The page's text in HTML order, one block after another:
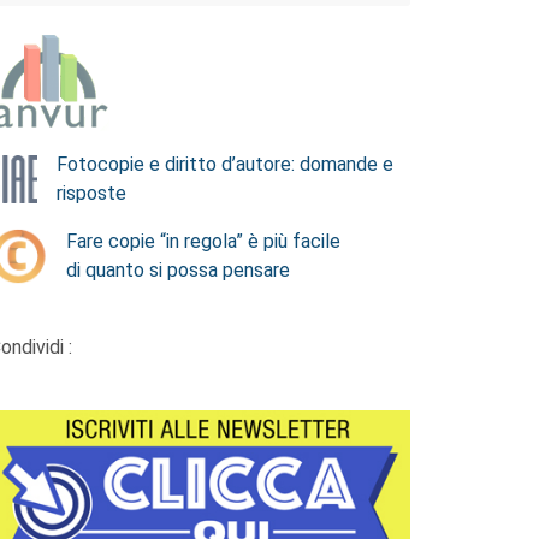
Fotocopie e diritto d’autore: domande e
risposte
Fare copie “in regola” è più facile
di quanto si possa pensare
: